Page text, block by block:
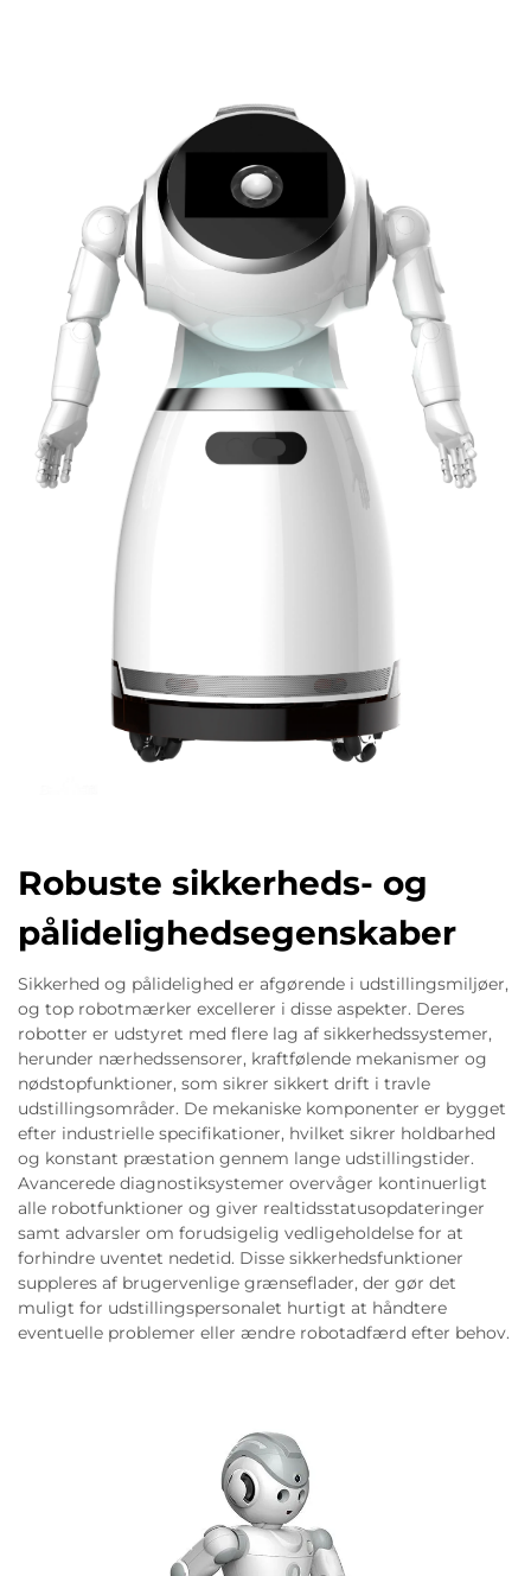
Robuste sikkerheds- og
pålidelighedsegenskaber
Sikkerhed og pålidelighed er afgørende i udstillingsmiljøer,
og top robotmærker excellerer i disse aspekter. Deres
robotter er udstyret med flere lag af sikkerhedssystemer,
herunder nærhedssensorer, kraftfølende mekanismer og
nødstopfunktioner, som sikrer sikkert drift i travle
udstillingsområder. De mekaniske komponenter er bygget
efter industrielle specifikationer, hvilket sikrer holdbarhed
og konstant præstation gennem lange udstillingstider.
Avancerede diagnostiksystemer overvåger kontinuerligt
alle robotfunktioner og giver realtidsstatusopdateringer
samt advarsler om forudsigelig vedligeholdelse for at
forhindre uventet nedetid. Disse sikkerhedsfunktioner
suppleres af brugervenlige grænseflader, der gør det
muligt for udstillingspersonalet hurtigt at håndtere
eventuelle problemer eller ændre robotadfærd efter behov.